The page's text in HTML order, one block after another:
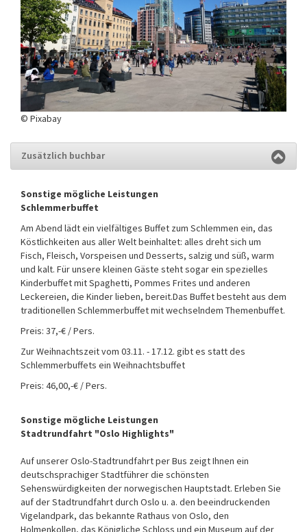
© Pixabay
Zusätzlich buchbar
Sonstige mögliche Leistungen
Schlemmerbuffet
Am Abend lädt ein vielfältiges Buffet zum Schlemmen ein, das
Köstlichkeiten aus aller Welt beinhaltet: alles dreht sich um
Fisch, Fleisch, Vorspeisen und Desserts, salzig und süß, warm
und kalt. Für unsere kleinen Gäste steht sogar ein spezielles
Kinderbuffet mit Spaghetti, Pommes Frites und anderen
Leckereien, die Kinder lieben, bereit.Das Buffet besteht aus dem
traditionellen Schlemmerbuffet mit wechselndem Themenbuffet.
Preis: 37,-€ / Pers.
Zur Weihnachtszeit vom 03.11. - 17.12. gibt es statt des
Schlemmerbuffets ein Weihnachtsbuffet
Preis: 46,00,-€ / Pers.
Sonstige mögliche Leistungen
Stadtrundfahrt "Oslo Highlights"
Auf unserer Oslo-Stadtrundfahrt per Bus zeigt Ihnen ein
deutschsprachiger Stadtführer die schönsten
Sehenswürdigkeiten der norwegischen Hauptstadt. Erleben Sie
auf der Stadtrundfahrt durch Oslo u. a. den beeindruckenden
Vigelandpark, das bekannte Rathaus von Oslo, den
Holmenkollen, das Königliche Schloss und ein Museum auf der